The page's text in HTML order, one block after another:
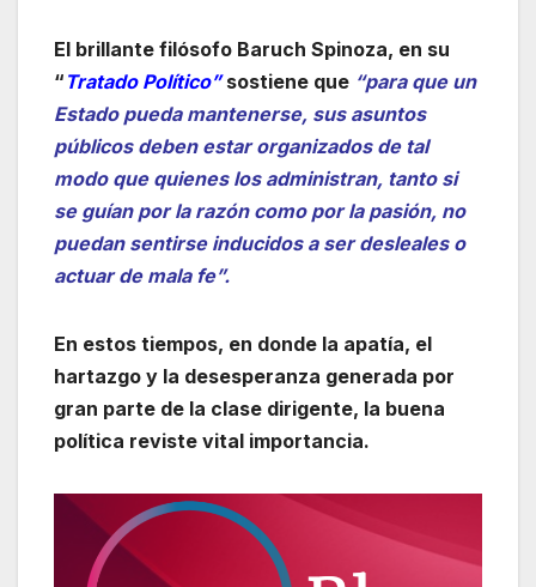
El brillante filósofo Baruch Spinoza, en su
“ Tratado Político”sostiene que “para que un
Estado pueda mantenerse, sus asuntos
públicos deben estar organizados de tal
modo que quienes los administran, tanto si
se guían por la razón como por la pasión, no
puedan sentirse inducidos a ser desleales o
actuar de mala fe”.
En estos tiempos, en donde la apatía, el
hartazgo y la desesperanza generada por
gran parte de la clase dirigente, la buena
política reviste vital importancia.